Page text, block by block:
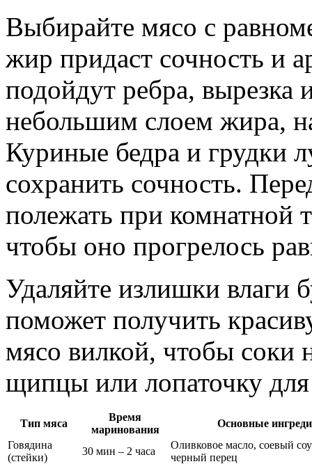
Выбирайте мясо с
жир придаст сочность и
подойдут ребра, вырезка
небольшим слоем жира,
Куриные бедра и грудки
сохранить сочность.
полежать при комнатной
чтобы оно прогрелось
Удаляйте излишки влаги
поможет получить
мясо вилкой, чтобы соки
щипцы или лопаточку для
Тип мяса
Время
маринования
Основные
Говядина
(стейки)
30 мин – 2 часа
Оливковое масло, соевый
черный перец